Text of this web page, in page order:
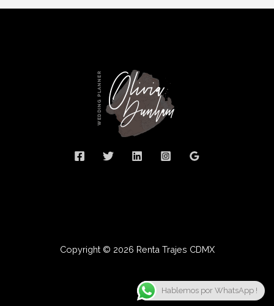
Copyright © 2026 Renta Trajes CDMX
Hablemos por WhatsApp !